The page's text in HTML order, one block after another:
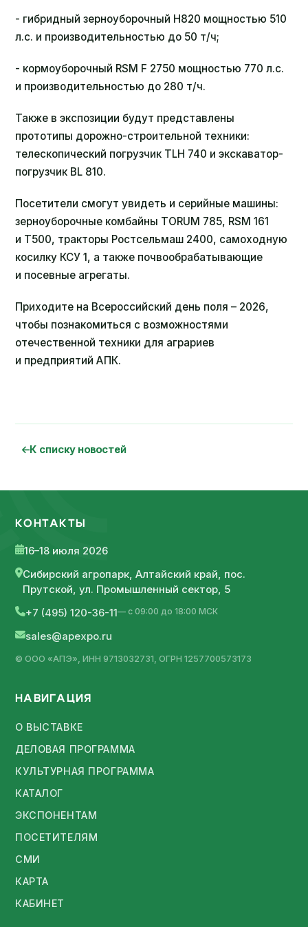
- гибридный зерноуборочный H820 мощностью 510
л.с. и производительностью до 50 т/ч;
- кормоуборочный RSM F 2750 мощностью 770 л.с.
и производительностью до 280 т/ч.
Также в экспозиции будут представлены
прототипы дорожно-строительной техники:
телескопический погрузчик TLH 740 и экскаватор-
погрузчик BL 810.
Посетители смогут увидеть и серийные машины:
зерноуборочные комбайны TORUM 785, RSM 161
и Т500, тракторы Ростсельмаш 2400, самоходную
косилку КСУ 1, а также почвообрабатывающие
и посевные агрегаты.
Приходите на Всероссийский день поля – 2026,
чтобы познакомиться с возможностями
отечественной техники для аграриев
и предприятий АПК.
К списку новостей
КОНТАКТЫ
16–18 июля 2026
Сибирский агропарк, Алтайский край, пос.
Прутской, ул. Промышленный сектор, 5
+7 (495) 120-36-11— с 09:00 до 18:00 МСК
sales@apexpo.ru
© ООО «АПЭ», ИНН 9713032731, ОГРН 1257700573173
НАВИГАЦИЯ
О ВЫСТАВКЕ
ДЕЛОВАЯ ПРОГРАММА
КУЛЬТУРНАЯ ПРОГРАММА
КАТАЛОГ
ЭКСПОНЕНТАМ
ПОСЕТИТЕЛЯМ
СМИ
КАРТА
КАБИНЕТ